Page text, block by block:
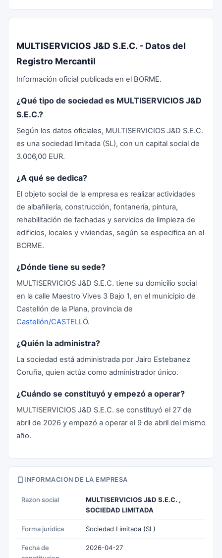
MULTISERVICIOS J&D S.E.C. - Datos del
Registro Mercantil
Información oficial publicada en el BORME.
¿Qué tipo de sociedad es MULTISERVICIOS J&D
S.E.C.?
Según los datos oficiales, MULTISERVICIOS J&D S.E.C.
es una sociedad limitada (SL), con un capital social de
3.006,00 EUR.
¿A qué se dedica?
El objeto social de la empresa es realizar actividades
de albañilería, construcción, fontanería, pintura,
rehabilitación de fachadas y servicios de limpieza de
edificios, locales y viviendas, según se especifica en el
BORME.
¿Dónde tiene su sede?
MULTISERVICIOS J&D S.E.C. tiene su domicilio social
en la calle Maestro Vives 3 Bajo 1, en el municipio de
Castellón de la Plana, provincia de
Castellón/CASTELLÓ.
¿Quién la administra?
La sociedad está administrada por Jairo Estebanez
Coruña, quien actúa como administrador único.
¿Cuándo se constituyó y empezó a operar?
MULTISERVICIOS J&D S.E.C. se constituyó el 27 de
abril de 2026 y empezó a operar el 9 de abril del mismo
año.
INFORMACION DE LA EMPRESA
Razon social
MULTISERVICIOS J&D S.E.C. ,
SOCIEDAD LIMITADA
Forma juridica Sociedad Limitada (SL)
Fecha de
2026-04-27